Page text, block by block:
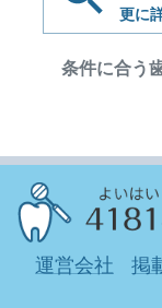
更に
条件に合う
運営会社 掲